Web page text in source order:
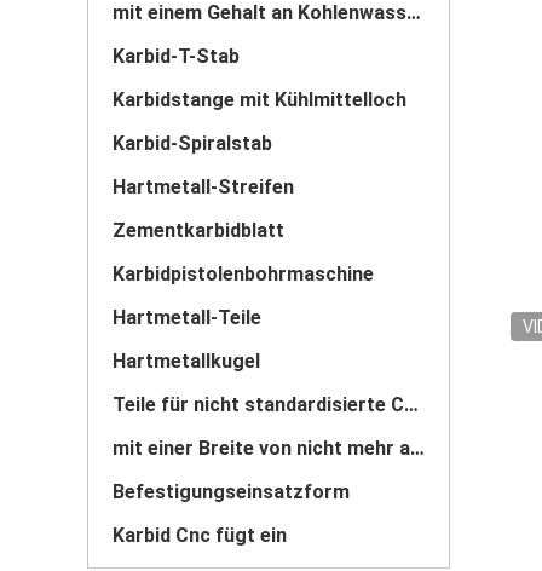
mit einem Gehalt an Kohlenwasserstoffen von mehr als 85 GHT
Karbid-T-Stab
Karbidstange mit Kühlmittelloch
Karbid-Spiralstab
Hartmetall-Streifen
Zementkarbidblatt
Karbidpistolenbohrmaschine
Hartmetall-Teile
Hartmetallkugel
Teile für nicht standardisierte Carbide
mit einer Breite von nicht mehr als 20 mm
Befestigungseinsatzform
Karbid Cnc fügt ein